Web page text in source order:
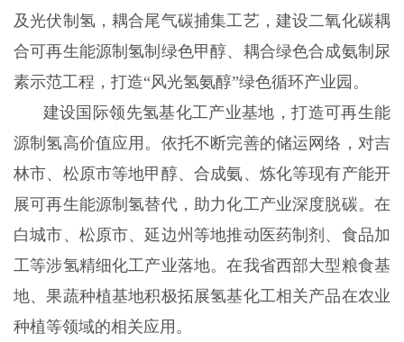
及光伏制氢，耦合尾气碳捕集工艺，建设二氧化碳耦
合可再生能源制氢制绿色甲醇、耦合绿色合成氨制尿
素示范工程，打造“风光氢氨醇”绿色循环产业园。
建设国际领先氢基化工产业基地，打造可再生能
源制氢高价值应用。依托不断完善的储运网络，对吉
林市、松原市等地甲醇、合成氨、炼化等现有产能开
展可再生能源制氢替代，助力化工产业深度脱碳。在
白城市、松原市、延边州等地推动医药制剂、食品加
工等涉氢精细化工产业落地。在我省西部大型粮食基
地、果蔬种植基地积极拓展氢基化工相关产品在农业
种植等领域的相关应用。